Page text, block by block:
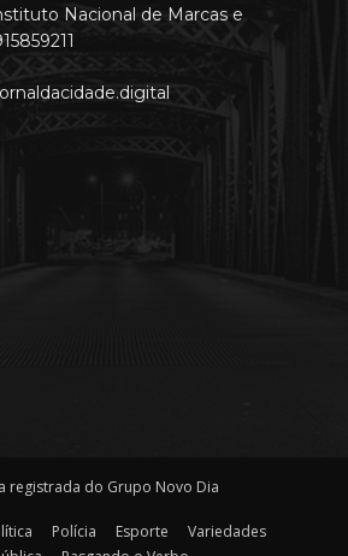
Nacional de Marcas e
registrada do Grupo Novo Dia
Polícia Esporte
Variedades